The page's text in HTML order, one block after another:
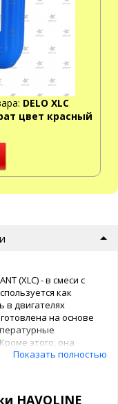
DELO XLC
цвет красный
(XLC) - в смеси с
как
в двигателях
на основе
этого, она
свойствами.
жидкости
Показать полностью
HAVOLINE